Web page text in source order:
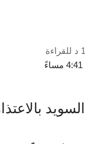
1 د للقراءة